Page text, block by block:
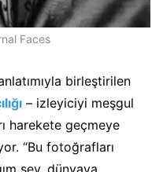
Faces
birleştirilen
– izleyiciyi meşgul
harekete geçmeye
“Bu fotoğrafları